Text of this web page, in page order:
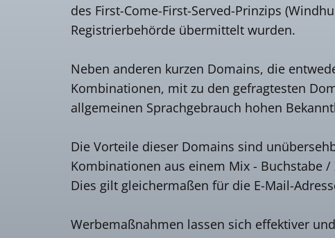
des First-Come-First-Served-Prinzips
Registrierbehörde übermittelt wurden.
Neben anderen kurzen Domains, die
Kombinationen, mit zu den gefragtesten
allgemeinen Sprachgebrauch hohen
Die Vorteile dieser Domains sind
Kombinationen aus einem Mix - Buchstabe
Dies gilt gleichermaßen für die E-Mail-
Werbemaßnahmen lassen sich effektiver